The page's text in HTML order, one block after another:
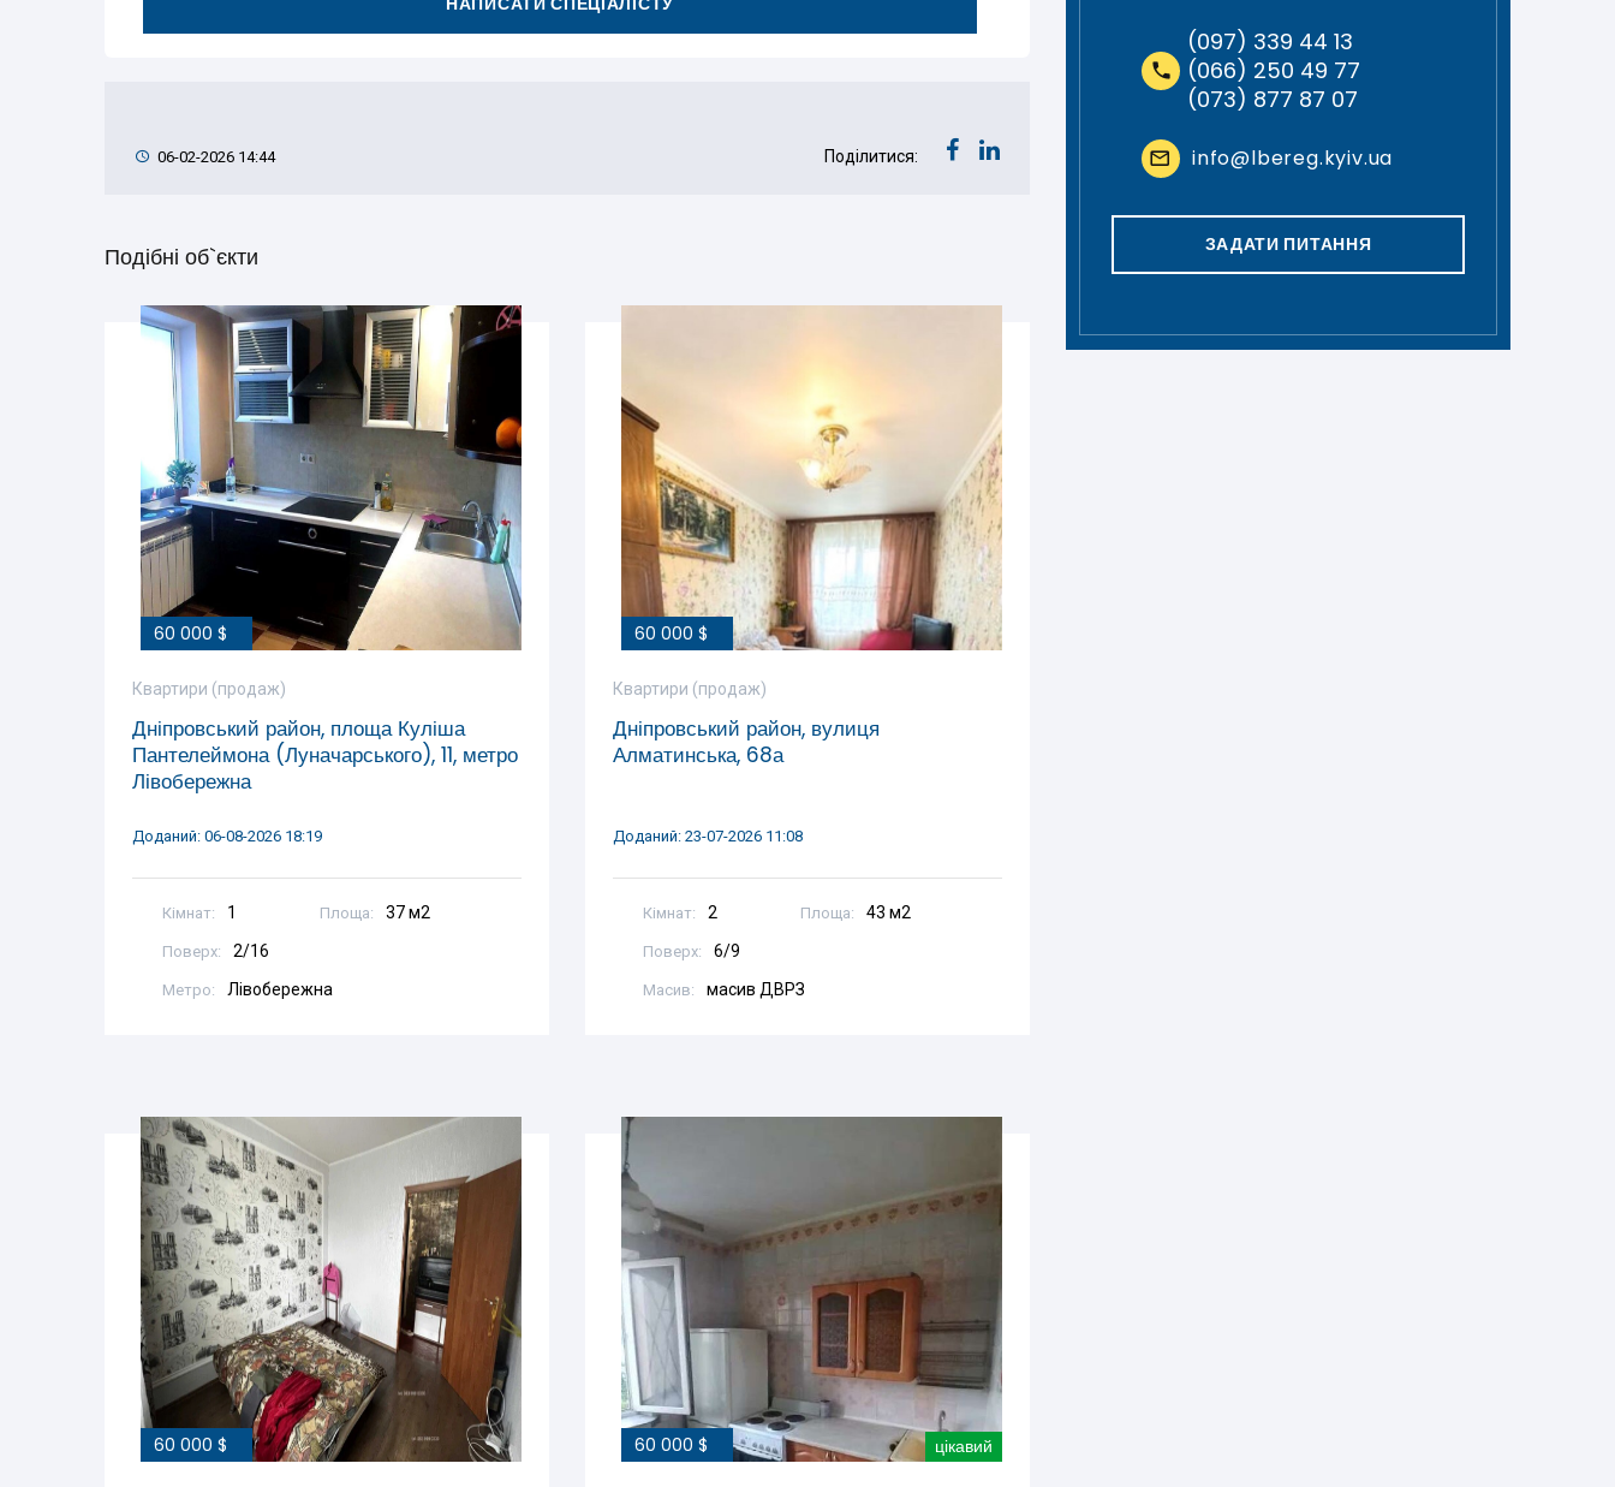
06-02-2026 14:44 Поділитися:
Подібні об`єкти
60 000 $
Квартири (продаж)
Дніпровський район, площа Куліша
Пантелеймона (Луначарського), 11, метро
Лівобережна
Доданий: 06-08-2026 18:19
Кімнат: 1 Площа: 37 м2
Поверх: 2/16
Метро: Лівобережна
60 000 $
Квартири (продаж)
Дніпровський район, вулиця
Алматинська, 68а
Доданий: 23-07-2026 11:08
Кімнат: 2 Площа: 43 м2
Поверх: 6/9
Масив: масив ДВРЗ
60 000 $ 60 000 $ цікавий
(097) 339 44 13
(066) 250 49 77
(073) 877 87 07
info@lbereg.kyiv.ua
ЗАДАТИ ПИТАННЯ